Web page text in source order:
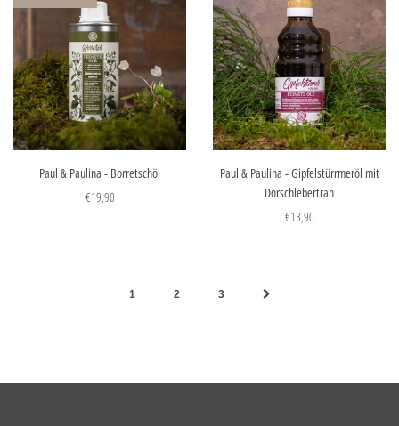
Paul & Paulina - Borretschöl
€19,90
Paul & Paulina - Gipfelstürrmeröl mit
Dorschlebertran
€13,90
1 2 3